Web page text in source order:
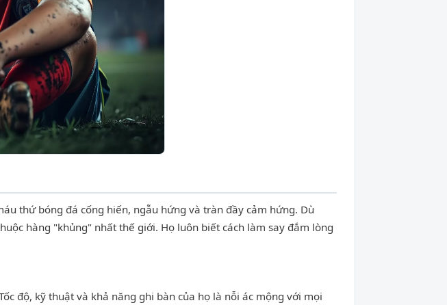
thứ bóng đá cống hiến, ngẫu hứng và tràn đầy cảm hứng. Dù
hàng "khủng" nhất thế giới. Họ luôn biết cách làm say đắm lòng
độ, kỹ thuật và khả năng ghi bàn của họ là nỗi ác mộng với mọi